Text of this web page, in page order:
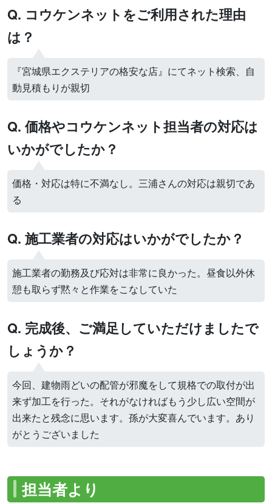
Q. コウケンネットをご利用された理由
は？
『宮城県エクステリアの格安な店』にてネット検索、自
動見積もりが親切
Q. 価格やコウケンネット担当者の対応は
いかがでしたか？
価格・対応は特に不満なし。三浦さんの対応は親切であ
る
Q. 施工業者の対応はいかがでしたか？
施工業者の勤務及び応対は非常に良かった。昼食以外休
憩も取らず黙々と作業をこなしていた
Q. 完成後、ご満足していただけましたで
しょうか？
今回、建物雨どいの配管が邪魔をして規格での取付が出
来ず加工を行った。それがなければもう少し広い空間が
出来たと残念に思います。孫が大変喜んでいます。あり
がとうございました
担当者より